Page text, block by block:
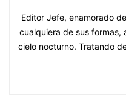
Editor Jefe, enamorado
cualquiera de sus formas,
cielo nocturno. Tratando